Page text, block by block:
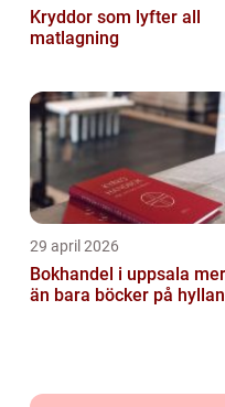
Kryddor som lyfter all
matlagning
29 april 2026
Bokhandel i uppsala mer
än bara böcker på hyllan